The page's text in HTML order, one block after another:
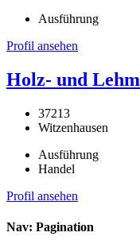
Ausführung
Profil ansehen
Holz- und
37213
Witzenhausen
Ausführung
Handel
Profil ansehen
Nav: Pagination